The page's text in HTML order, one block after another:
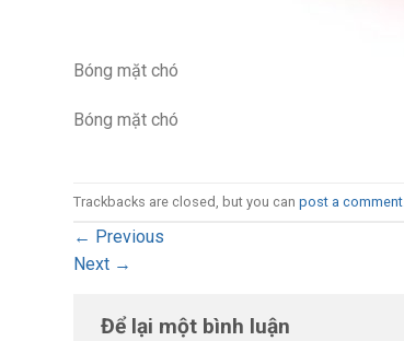
Bóng mặt chó
Bóng mặt chó
Trackbacks are closed, but you can post a comment
← Previous
Next →
Để lại một bình luận